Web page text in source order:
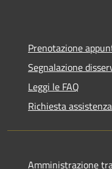
Prenotazione
Segnalazione
Leggi le FAQ
Richiesta assistenza
Amministrazione